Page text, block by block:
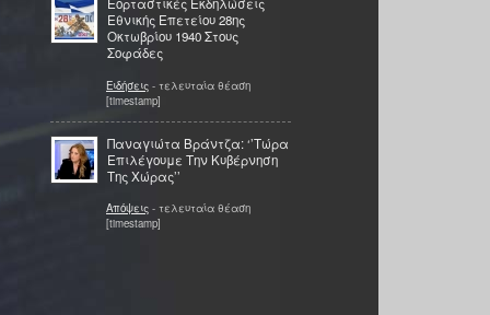
Εθνικής Επετείου 28ης
Οκτωβρίου 1940 Στους
Σοφάδες
Ειδήσεις - τελευταία θέαση
[timestamp]
Παναγιώτα Βράντζα: ‘’Τώρα
Επιλέγουμε Την Κυβέρνηση
Της Χώρας’’
Απόψεις - τελευταία θέαση
[timestamp]